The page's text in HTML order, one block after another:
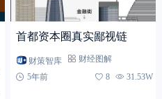
首都资本圈真实鄙视链
财策智库
财经图解
5年前
8 31.53W